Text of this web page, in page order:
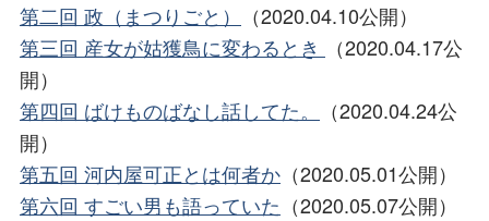
第二回 政（まつりごと）
（2020.04.10公開）
第三回 産女が姑獲鳥に変わるとき
（2020.04.17公
開）
第四回 ばけものばなし話してた。
（2020.04.24公
開）
第五回 河内屋可正とは何者か （2020.05.01公開）
第六回 すごい男も語っていた （2020.05.07公開）